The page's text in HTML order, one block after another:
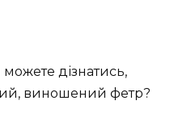
дізнатись,
виношений фетр?